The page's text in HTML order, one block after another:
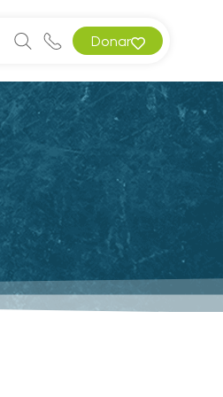
Donar